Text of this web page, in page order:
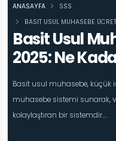
Basit Usul
2025: Ne
Basit usul muhasebe, küçük
muhasebe sistemi sunarak,
kolaylaştıran bir sistemdir....
ANASAYFA
SSS
BASIT USUL MUHASEBE